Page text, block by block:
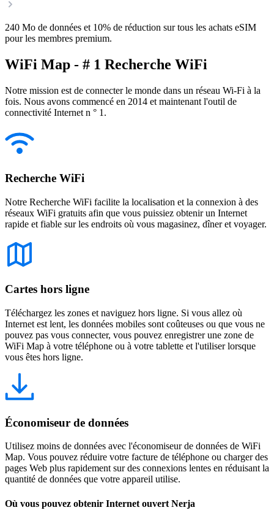
240 Mo de données et 10% de réduction sur tous les achats eSIM
pour les membres premium.
WiFi Map - # 1 Recherche WiFi
Notre mission est de connecter le monde dans un réseau Wi-Fi à la
fois. Nous avons commencé en 2014 et maintenant l'outil de
connectivité Internet n ° 1.
Recherche WiFi
Notre Recherche WiFi facilite la localisation et la connexion à des
réseaux WiFi gratuits afin que vous puissiez obtenir un Internet
rapide et fiable sur les endroits où vous magasinez, dîner et voyager.
Cartes hors ligne
Téléchargez les zones et naviguez hors ligne. Si vous allez où
Internet est lent, les données mobiles sont coûteuses ou que vous ne
pouvez pas vous connecter, vous pouvez enregistrer une zone de
WiFi Map à votre téléphone ou à votre tablette et l'utiliser lorsque
vous êtes hors ligne.
Économiseur de données
Utilisez moins de données avec l'économiseur de données de WiFi
Map. Vous pouvez réduire votre facture de téléphone ou charger des
pages Web plus rapidement sur des connexions lentes en réduisant la
quantité de données que votre appareil utilise.
Où vous pouvez obtenir Internet ouvert Nerja